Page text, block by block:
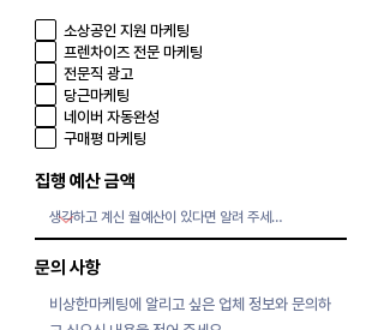
소상공인 지원 마케팅
프렌차이즈 전문 마케팅
전문직 광고
당근마케팅
네이버 자동완성
구매평 마케팅
집행 예산 금액
문의 사항